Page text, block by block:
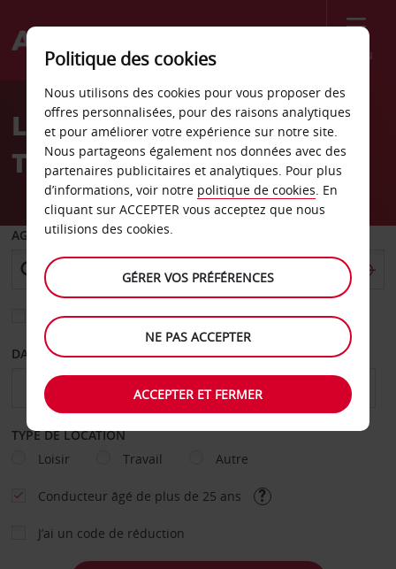
Menu
Welcome
AvisLocation de voiture
Trapani
AGENCE DE DÉPART
Sélectionnez une autre agence de retour
DATE DE DÉPART DATE DE RETOUR
TYPE DE LOCATION
Loisir
Travail Autre
Conducteur âgé de plus de 25 ans
J’ai un code de réduction
Politique des cookies
Nous utilisons des cookies pour vous proposer des
offres personnalisées, pour des raisons analytiques
et pour améliorer votre expérience sur notre site.
Nous partageons également nos données avec des
partenaires publicitaires et analytiques. Pour plus
d’informations, voir notre politique de cookies. En
cliquant sur ACCEPTER vous acceptez que nous
utilisions des cookies.
GÉRER VOS PRÉFÉRENCES
NE PAS ACCEPTER
ACCEPTER ET FERMER